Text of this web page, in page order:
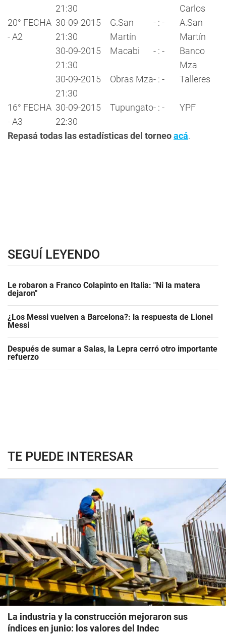
21:30
Carlos
20° FECHA
- A2
30-09-2015
21:30
G.San
Martín
- : -
A.San
Martín
30-09-2015
21:30
Macabi - : -
Banco
Mza
30-09-2015
21:30
Obras Mza- : - Talleres
16° FECHA
- A3
30-09-2015
22:30
Tupungato- : - YPF
Repasá todas las estadísticas del torneoacá.
SEGUÍ LEYENDO
Le robaron a Franco Colapinto en Italia: "Ni la matera
dejaron"
¿Los Messi vuelven a Barcelona?: la respuesta de Lionel
Messi
Después de sumar a Salas, la Lepra cerró otro importante
refuerzo
TE PUEDE INTERESAR
La industria y la construcción mejoraron sus
índices en junio: los valores del Indec